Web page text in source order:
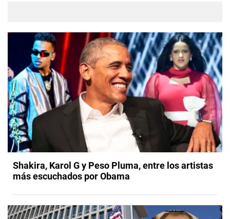
Shakira, Karol G y Peso Pluma, entre los artistas
más escuchados por Obama